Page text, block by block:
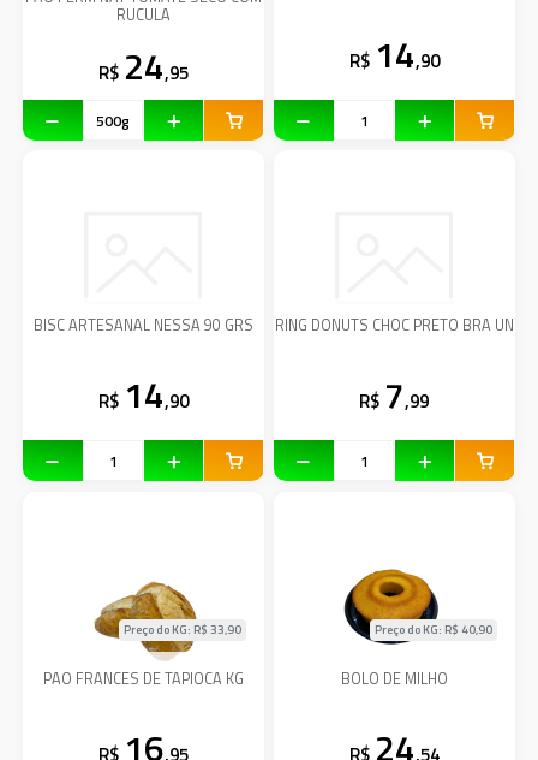
RUCULA
R$ 24,95 R$ 14,90
BISC ARTESANAL NESSA 90 GRS
R$ 14,90
RING DONUTS CHOC PRETO BRA UN
R$ 7,99
PAO FRANCES DE TAPIOCA KG
Preço do KG: R$ 33,90
R$ 16,95
BOLO DE MILHO
Preço do KG: R$ 40,90
R$ 24,54